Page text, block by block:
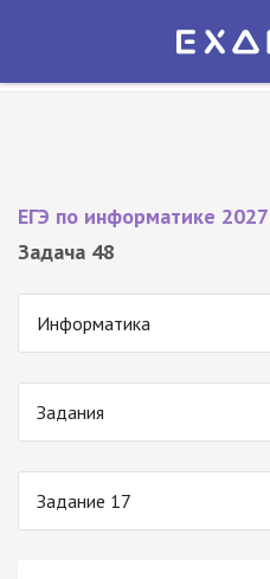
Экзамер — ЕГЭ 2027
ЕГЭ по информатике 2027
Задача 48
Информатика
Задания
Задание 17